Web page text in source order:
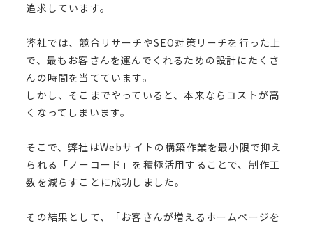
追求しています。
弊社では、競合リサーチやSEO対策リーチを行った上
で、最もお客さんを運んでくれるための設計にたくさ
んの時間を当てています。
しかし、そこまでやっていると、本来ならコストが高
くなってしまいます。
そこで、弊社はWebサイトの構築作業を最小限で抑え
られる「ノーコード」を積極活用することで、制作工
数を減らすことに成功しました。
その結果として、「お客さんが増えるホームページを